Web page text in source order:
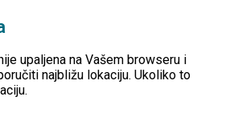
upaljena na Vašem browseru i
najbližu lokaciju. Ukoliko to